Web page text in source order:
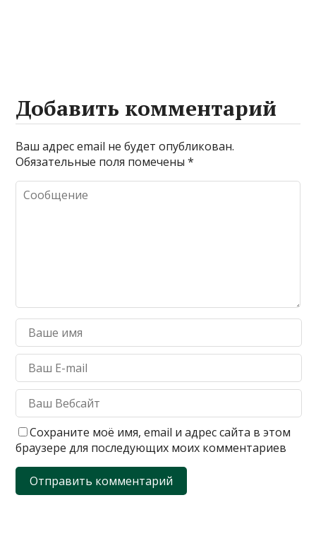
Добавить комментарий
Ваш адрес email не будет опубликован.
Обязательные поля помечены*
Сохраните моё имя, email и адрес сайта в этом
браузере для последующих моих комментариев